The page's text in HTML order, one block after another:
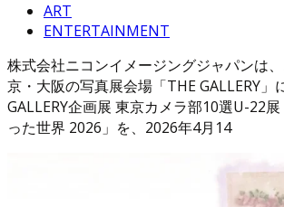
ART
ENTERTAINMENT
株式会社ニコンイメージングジャパンは
京・大阪の写真展会場「THE GALLERY」
GALLERY企画展 東京カメラ部10選U-22
った世界 2026」を、2026年4月14